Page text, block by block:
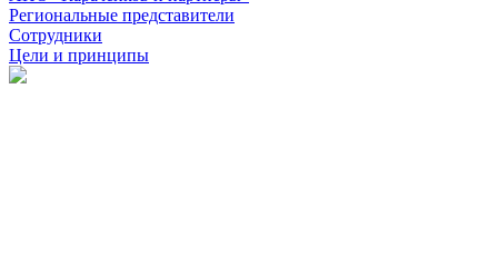
Региональные представители
Сотрудники
Цели и принципы